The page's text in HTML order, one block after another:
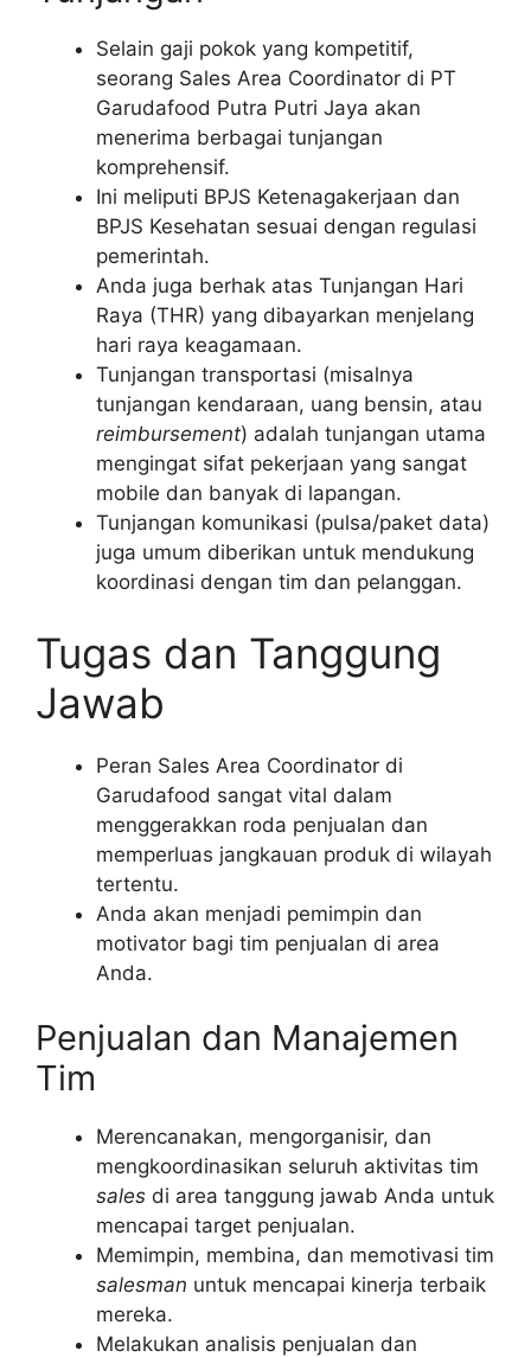
Selain gaji pokok yang kompetitif,
seorang Sales Area Coordinator di PT
Garudafood Putra Putri Jaya akan
menerima berbagai tunjangan
komprehensif.
Ini meliputi BPJS Ketenagakerjaan dan
BPJS Kesehatan sesuai dengan regulasi
pemerintah.
Anda juga berhak atas Tunjangan Hari
Raya (THR) yang dibayarkan menjelang
hari raya keagamaan.
Tunjangan transportasi (misalnya
tunjangan kendaraan, uang bensin, atau
reimbursement) adalah tunjangan utama
mengingat sifat pekerjaan yang sangat
mobile dan banyak di lapangan.
Tunjangan komunikasi (pulsa/paket data)
juga umum diberikan untuk mendukung
koordinasi dengan tim dan pelanggan.
Tugas dan Tanggung
Jawab
Peran Sales Area Coordinator di
Garudafood sangat vital dalam
menggerakkan roda penjualan dan
memperluas jangkauan produk di wilayah
tertentu.
Anda akan menjadi pemimpin dan
motivator bagi tim penjualan di area
Anda.
Penjualan dan Manajemen
Tim
Merencanakan, mengorganisir, dan
mengkoordinasikan seluruh aktivitas tim
sales di area tanggung jawab Anda untuk
mencapai target penjualan.
Memimpin, membina, dan memotivasi tim
salesman untuk mencapai kinerja terbaik
mereka.
Melakukan analisis penjualan dan